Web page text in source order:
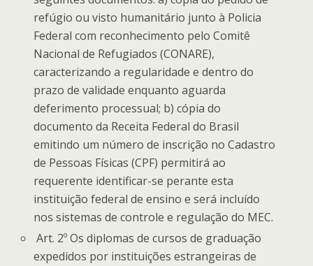
refúgio ou visto humanitário junto à Policia
Federal com reconhecimento pelo Comitê
Nacional de Refugiados (CONARE),
caracterizando a regularidade e dentro do
prazo de validade enquanto aguarda
deferimento processual; b) cópia do
documento da Receita Federal do Brasil
emitindo um número de inscrição no Cadastro
de Pessoas Físicas (CPF) permitirá ao
requerente identificar-se perante esta
instituição federal de ensino e será incluído
nos sistemas de controle e regulação do MEC.
Art. 2º Os diplomas de cursos de graduação
expedidos por instituições estrangeiras de